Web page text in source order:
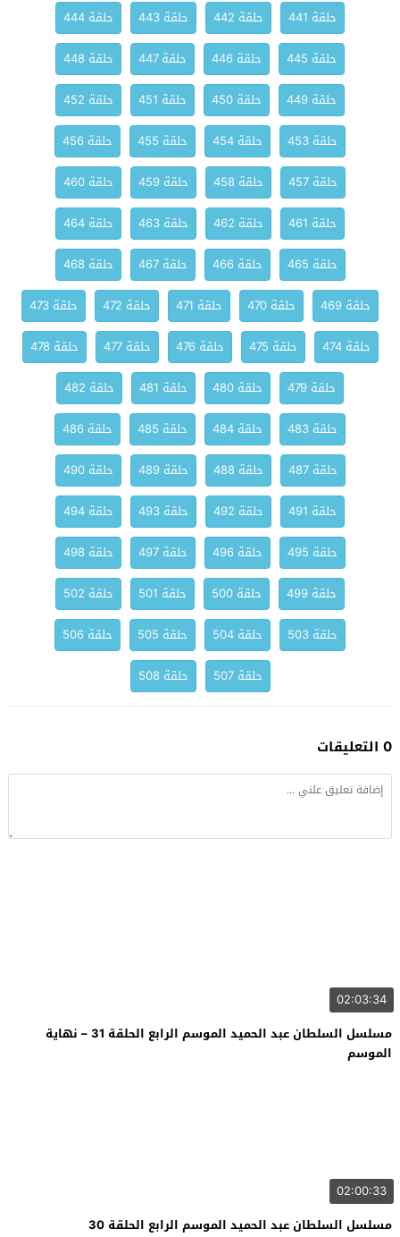
حلقة 441 حلقة 442 حلقة 443
حلقة 444
حلقة 445
حلقة 446 حلقة 447
حلقة 448
حلقة 449
حلقة 450 حلقة 451
حلقة 452
حلقة 453
حلقة 454 حلقة 455
حلقة 456
حلقة 457
حلقة 458 حلقة 459
حلقة 460
حلقة 461
حلقة 462 حلقة 463
حلقة 464
حلقة 465
حلقة 466 حلقة 467
حلقة 468
حلقة 469
حلقة 470 حلقة 471 حلقة 472
حلقة 473
حلقة 474
حلقة 475 حلقة 476 حلقة 477
حلقة 478
حلقة 479
حلقة 480 حلقة 481
حلقة 482
حلقة 483
حلقة 484 حلقة 485
حلقة 486
حلقة 487
حلقة 488 حلقة 489
حلقة 490
حلقة 491
حلقة 492 حلقة 493
حلقة 494
حلقة 495
حلقة 496 حلقة 497
حلقة 498
حلقة 499
حلقة 500 حلقة 501
حلقة 502
حلقة 503
حلقة 504 حلقة 505
حلقة 506
حلقة 507
حلقة 508
0 التعليقات
02:03:34
مسلسل السلطان عبد الحميد الموسم الرابع الحلقة 31 – نهاية
الموسم
02:00:33
مسلسل السلطان عبد الحميد الموسم الرابع الحلقة 30